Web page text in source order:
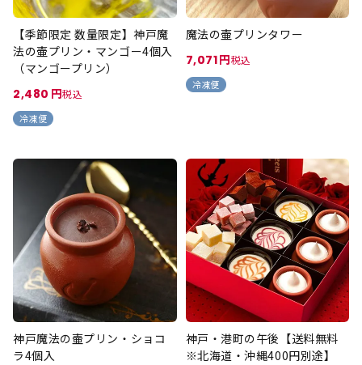
【季節限定 数量限定】神戸魔
法の壷プリン・マンゴー4個入
（マンゴープリン）
2,480
税込
冷凍便
魔法の壷プリンタワー
7,071
税込
冷凍便
神戸魔法の壷プリン・ショコ
ラ4個入
神戸・港町の午後【送料無料
※北海道・沖縄400円別途】